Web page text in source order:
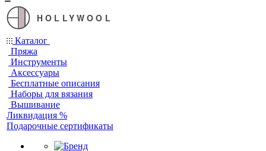
HOLLYWOOL
Каталог
Пряжа
Инструменты
Аксессуары
Бесплатные описания
Наборы для вязания
Вышивание
Ликвидация %
Подарочные сертификаты